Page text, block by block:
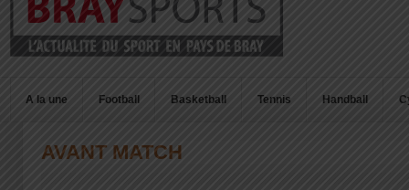
A la une Football Basketball Tennis Handball
AVANT MATCH